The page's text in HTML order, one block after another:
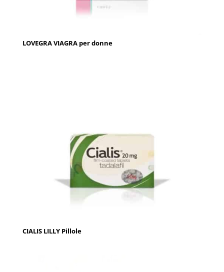
LOVEGRA VIAGRA per donne
CIALIS LILLY Pillole